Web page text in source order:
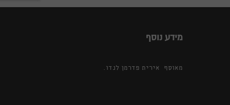
מידע נוסף
מאוסף אירית פדרמן לנדו.